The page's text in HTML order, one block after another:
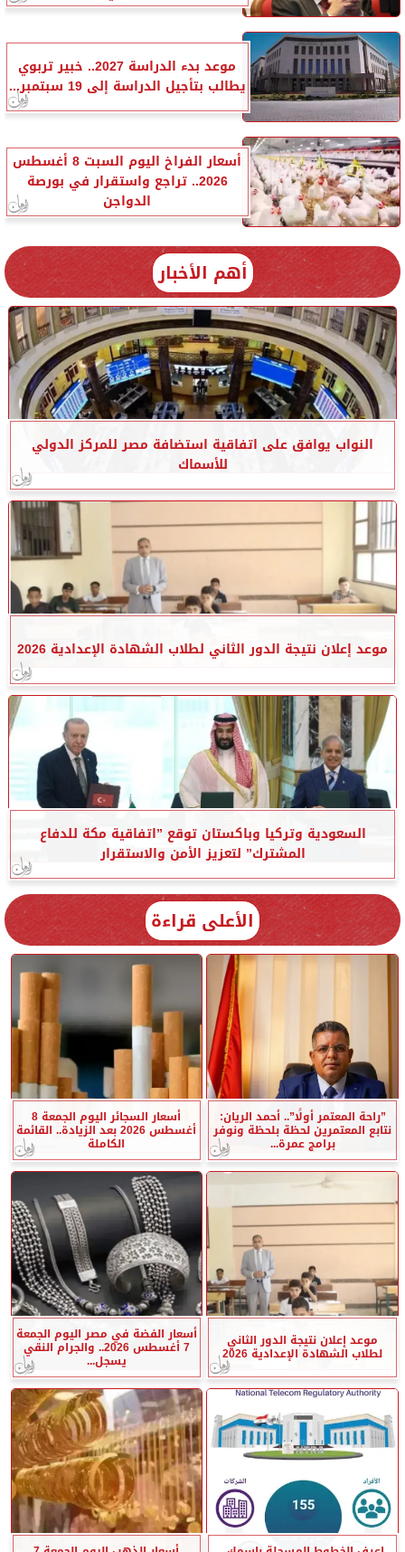
موعد بدء الدراسة 2027.. خبير تربوي
يطالب بتأجيل الدراسة إلى 19 سبتمبر...
أسعار الفراخ اليوم السبت 8 أغسطس
2026.. تراجع واستقرار في بورصة
الدواجن
أهم الأخبار
النواب يوافق على اتفاقية استضافة مصر للمركز الدولي
للأسماك
موعد إعلان نتيجة الدور الثاني لطلاب الشهادة الإعدادية 2026
السعودية وتركيا وباكستان توقع ”اتفاقية مكة للدفاع
المشترك” لتعزيز الأمن والاستقرار
الأعلى قراءة
”راحة المعتمر أولًا”.. أحمد الريان:
نتابع المعتمرين لحظة بلحظة ونوفر
برامج عمرة...
أسعار السجائر اليوم الجمعة 8
أغسطس 2026 بعد الزيادة.. القائمة
الكاملة
موعد إعلان نتيجة الدور الثاني
لطلاب الشهادة الإعدادية 2026
أسعار الفضة في مصر اليوم الجمعة
7 أغسطس 2026.. والجرام النقي
يسجل...